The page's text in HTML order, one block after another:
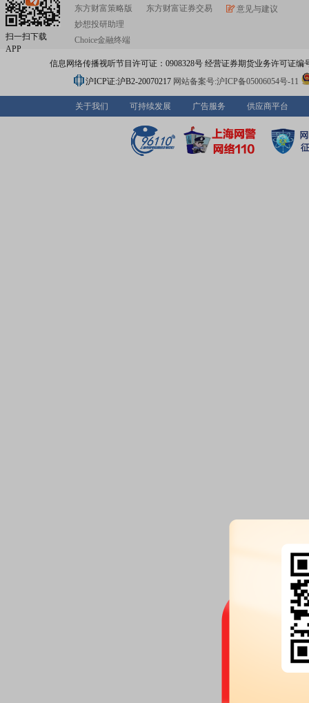
扫一扫下载
APP
东方财富策略版
妙想投研助理
Choice金融终端
东方财富证券交易
意见与建议
信息网络传播视听节目许可证：0908328号 经营证券期货业务许可证编
沪ICP证:沪B2-20070217 网站备案号:沪ICP备05006054号-11
关于我们 可持续发展 广告服务 供应商平台